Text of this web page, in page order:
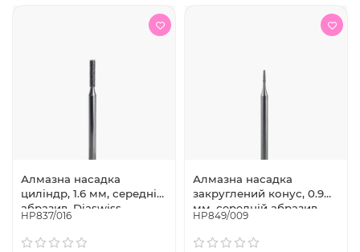
Алмазна насадка
циліндр, 1.6 мм, середній
абразив, Diaswiss
(Швейцарія)
HP837/016
Алмазна насадка
закруглений конус, 0.9
мм, середній абразив,
Diaswiss (Швейцарія)
HP849/009